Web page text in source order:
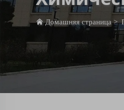
Домашняя страница>